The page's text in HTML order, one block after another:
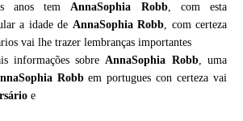
anos temAnnaSophia Robb, com esta
a idade de AnnaSophia Robb, com certeza
vai lhe trazer lembranças importantes
informações sobreAnnaSophia Robb, uma
Robbem portugues con certeza vai
e